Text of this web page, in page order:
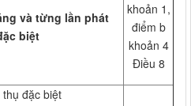
và từng lần phát
biệt
khoản 1,
điểm b
khoản 4
Điều 8
đặc biệt